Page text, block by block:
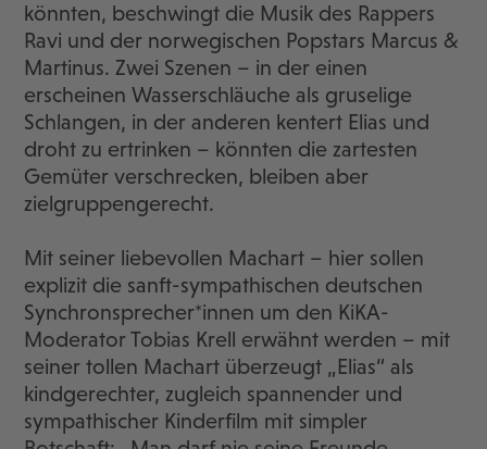
könnten, beschwingt die Musik des Rappers
Ravi und der norwegischen Popstars Marcus &
Martinus. Zwei Szenen – in der einen
erscheinen Wasserschläuche als gruselige
Schlangen, in der anderen kentert Elias und
droht zu ertrinken – könnten die zartesten
Gemüter verschrecken, bleiben aber
zielgruppengerecht.
Mit seiner liebevollen Machart – hier sollen
explizit die sanft-sympathischen deutschen
Synchronsprecher*innen um den KiKA-
Moderator Tobias Krell erwähnt werden – mit
seiner tollen Machart überzeugt „Elias“ als
kindgerechter, zugleich spannender und
sympathischer Kinderfilm mit simpler